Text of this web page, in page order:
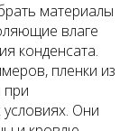
материалы
влаге
конденсата.
пленки из
при
Они